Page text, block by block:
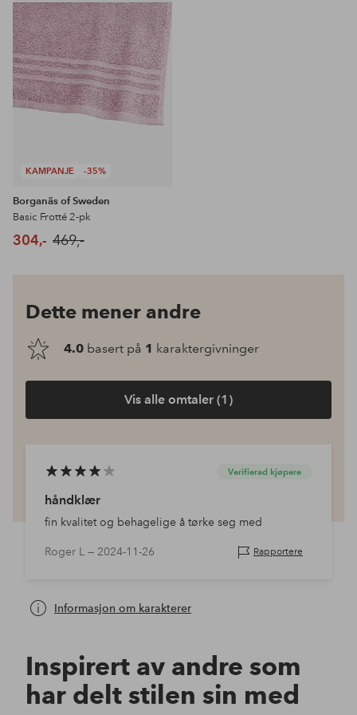
KAMPANJE -35%
Borganäs of Sweden
Basic Frotté 2-pk
304,- 469,-
Dette mener andre
4.0 basert på 1 karaktergivninger
Vis alle omtaler (1)
Verifierad kjøpere
håndklær
fin kvalitet og behagelige å tørke seg med
Roger L — 2024-11-26 Rapportere
Informasjon om karakterer
Inspirert av andre som
har delt stilen sin med